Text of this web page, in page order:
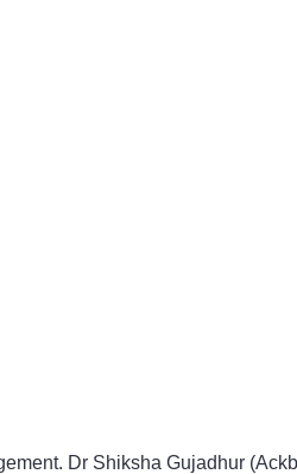
Dr Shiksha Gujadhur